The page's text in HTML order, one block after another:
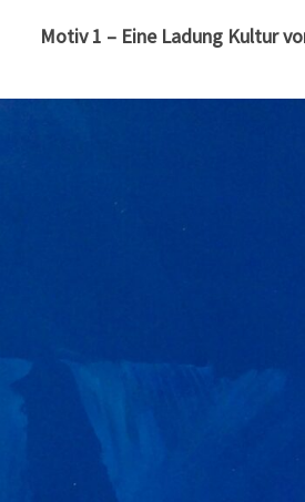
Motiv 1 – Eine Ladung Kultur